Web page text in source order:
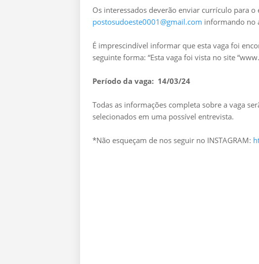
Os interessados deverão enviar currículo para o
postosudoeste0001@gmail.com informando no
É imprescindível informar que esta vaga foi
seguinte forma: “Esta vaga foi vista no site
Período da vaga: 14/03/24
Todas as informações completa sobre a vaga
selecionados em uma possível entrevista.
*Não esqueçam de nos seguir no INSTAGRAM: